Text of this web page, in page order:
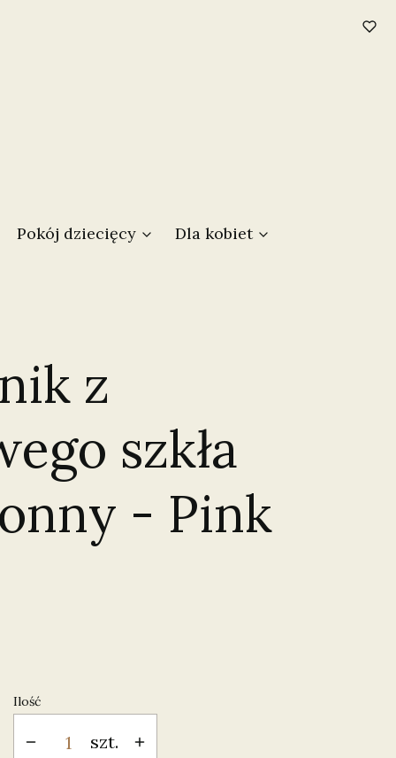
koszyku: 0. Zobacz szczegóły
Pokój dziecięcy Dla kobiet
z
szkła
- Pink
Ilość
szt.